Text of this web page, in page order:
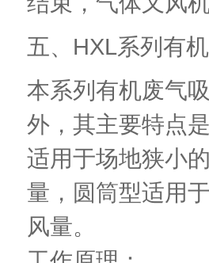
五、HXL系列有
本系列有机废气
外，其主要特点
适用于场地狭小
量，圆筒型适用
风量。